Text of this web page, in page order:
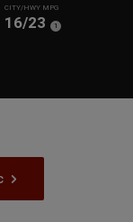
CITY/HWY MPG
16/23
(
Disclosure
1 )